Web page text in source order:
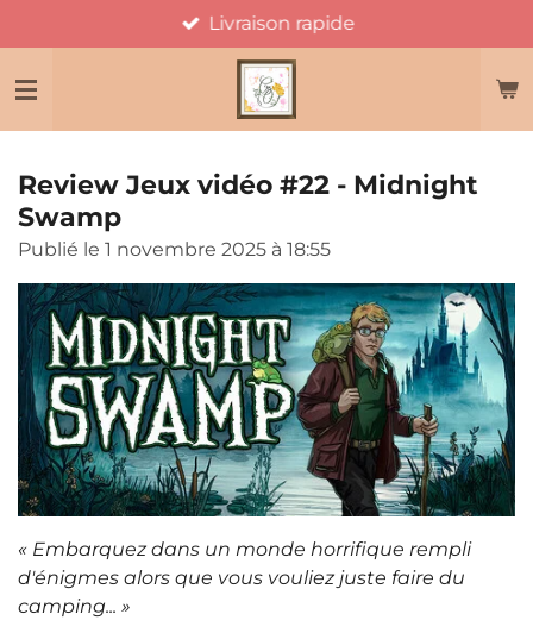
au
contenu
Livraison rapide
Review Jeux vidéo #22 - Midnight
Swamp
Publié le 1 novembre 2025 à 18:55
« Embarquez dans un monde horrifique rempli
d'énigmes alors que vous vouliez juste faire du
camping... »